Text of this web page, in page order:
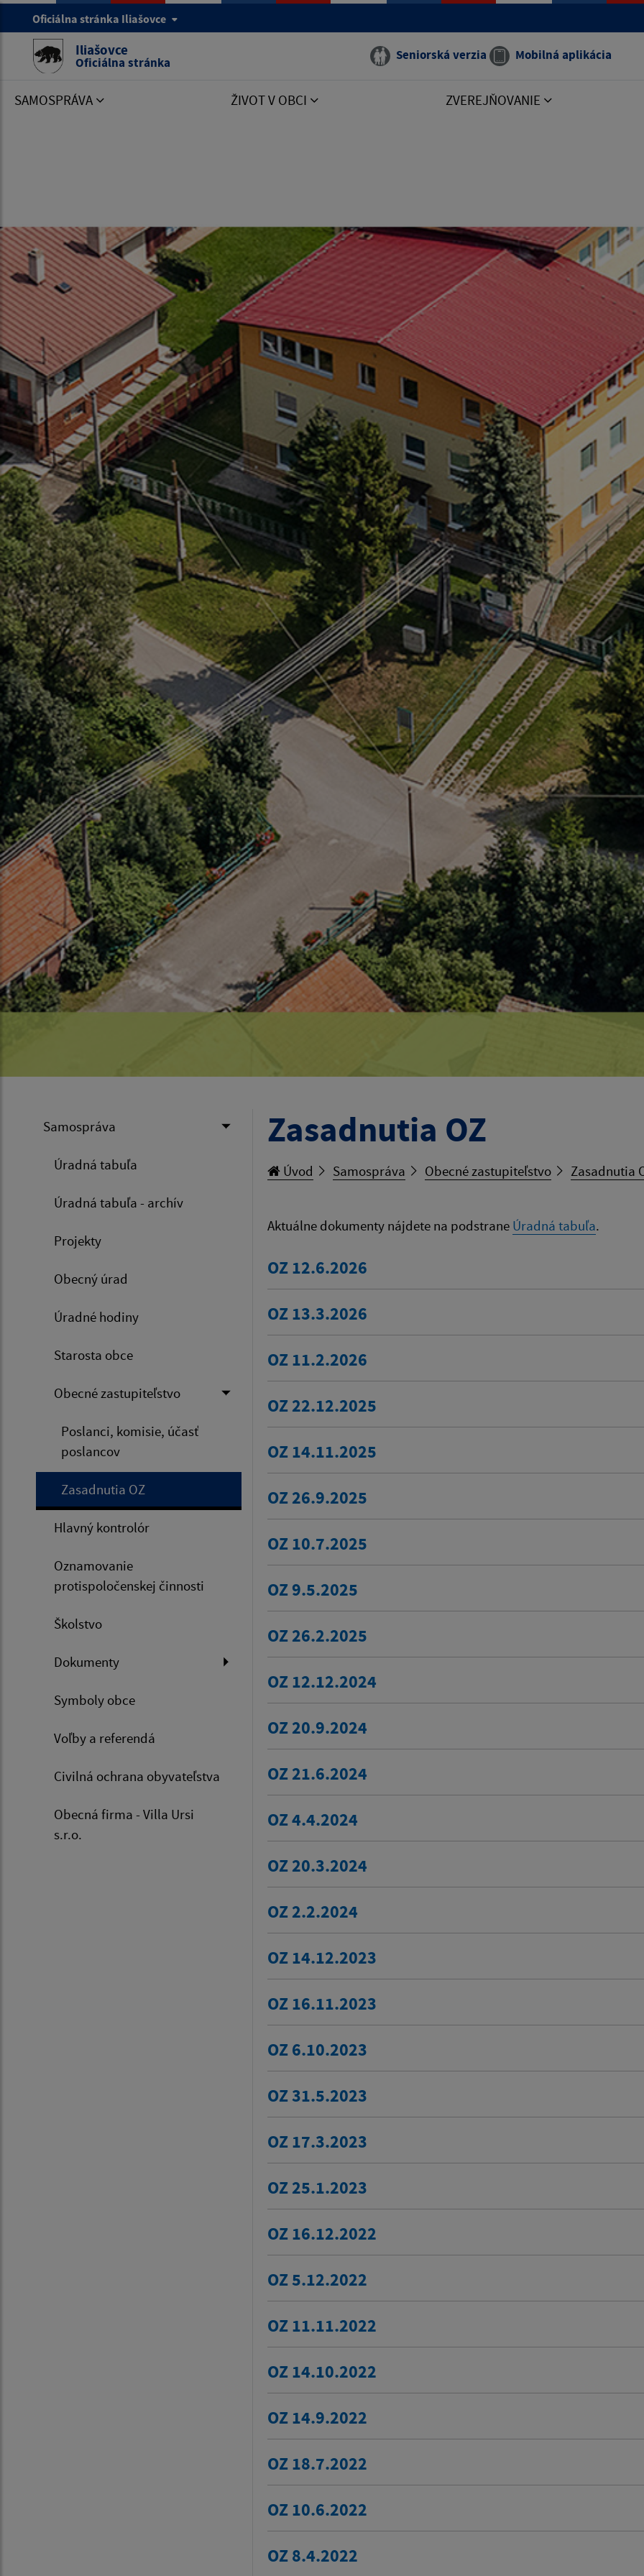
Oficiálna stránka Iliašovce
Iliašovce
Oficiálna stránka Seniorská verzia Mobilná aplikácia
SAMOSPRÁVA ŽIVOT V OBCI ZVEREJŇOVANIE
Samospráva
Úradná tabuľa
Úradná tabuľa - archív
Projekty
Obecný úrad
Úradné hodiny
Starosta obce
Obecné zastupiteľstvo
Poslanci, komisie, účasť
poslancov
Zasadnutia OZ
Hlavný kontrolór
Oznamovanie
protispoločenskej činnosti
Školstvo
Dokumenty
Symboly obce
Voľby a referendá
Civilná ochrana obyvateľstva
Obecná firma - Villa Ursi
s.r.o.
Zasadnutia OZ
Úvod Samospráva Obecné zastupiteľstvo Zasadnutia
Aktuálne dokumenty nájdete na podstrane Úradná tabuľa.
OZ 12.6.2026
OZ 13.3.2026
OZ 11.2.2026
OZ 22.12.2025
OZ 14.11.2025
OZ 26.9.2025
OZ 10.7.2025
OZ 9.5.2025
OZ 26.2.2025
OZ 12.12.2024
OZ 20.9.2024
OZ 21.6.2024
OZ 4.4.2024
OZ 20.3.2024
OZ 2.2.2024
OZ 14.12.2023
OZ 16.11.2023
OZ 6.10.2023
OZ 31.5.2023
OZ 17.3.2023
OZ 25.1.2023
OZ 16.12.2022
OZ 5.12.2022
OZ 11.11.2022
OZ 14.10.2022
OZ 14.9.2022
OZ 18.7.2022
OZ 10.6.2022
OZ 8.4.2022